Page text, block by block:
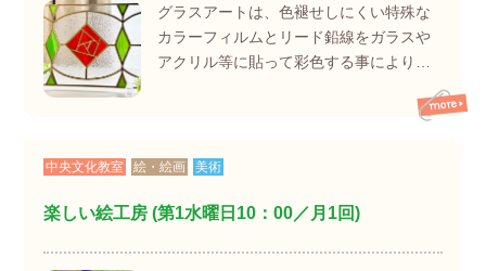
グラスアートは、色褪せしにくい特殊な
カラーフィルムとリード鉛線をガラスや
アクリル等に貼って彩色する事により…
中央文化教室 絵・絵画 美術
楽しい絵工房 (第1水曜日10：00／月1回)